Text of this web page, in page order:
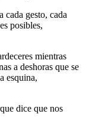
cada gesto, cada
posibles,
mientras
a deshoras que se
esquina,
dice que nos